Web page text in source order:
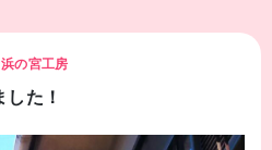
の宮工房
た！